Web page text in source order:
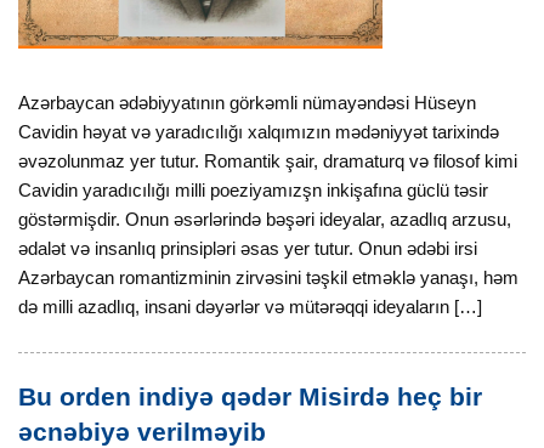
Azərbaycan ədəbiyyatının görkəmli nümayəndəsi Hüseyn
Cavidin həyat və yaradıcılığı xalqımızın mədəniyyət tarixində
əvəzolunmaz yer tutur. Romantik şair, dramaturq və filosof kimi
Cavidin yaradıcılığı milli poeziyamızşn inkişafına güclü təsir
göstərmişdir. Onun əsərlərində bəşəri ideyalar, azadlıq arzusu,
ədalət və insanlıq prinsipləri əsas yer tutur. Onun ədəbi irsi
Azərbaycan romantizminin zirvəsini təşkil etməklə yanaşı, həm
də milli azadlıq, insani dəyərlər və mütərəqqi ideyaların […]
Bu orden indiyə qədər Misirdə heç bir
əcnəbiyə verilməyib